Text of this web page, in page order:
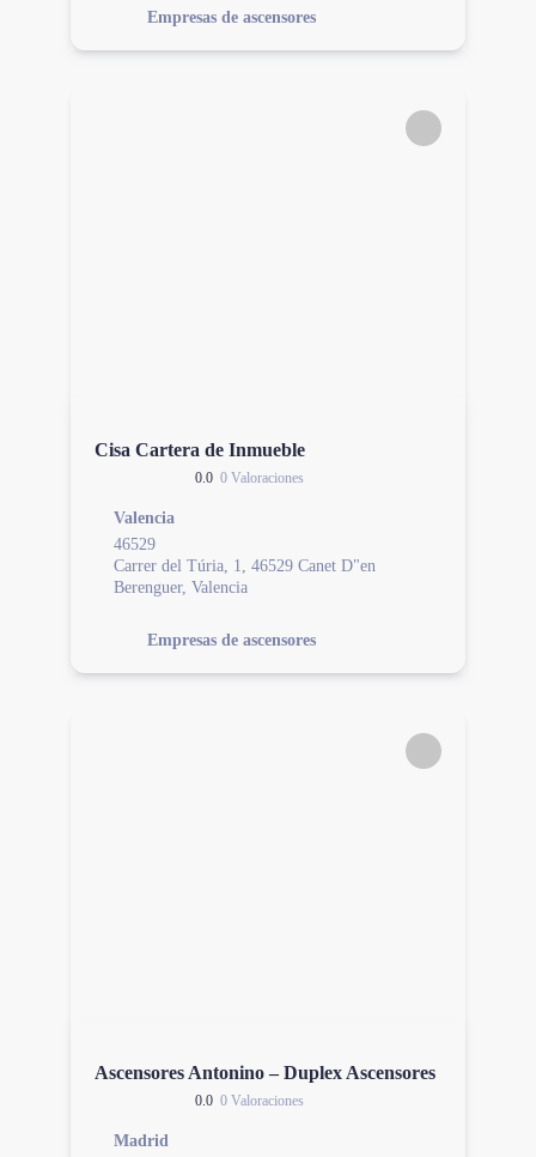
Empresas de ascensores
Cisa Cartera de Inmueble
0.0 0 Valoraciones
Valencia
46529
Carrer del Túria, 1, 46529 Canet D"en
Berenguer, Valencia
Empresas de ascensores
Ascensores Antonino – Duplex Ascensores
0.0 0 Valoraciones
Madrid